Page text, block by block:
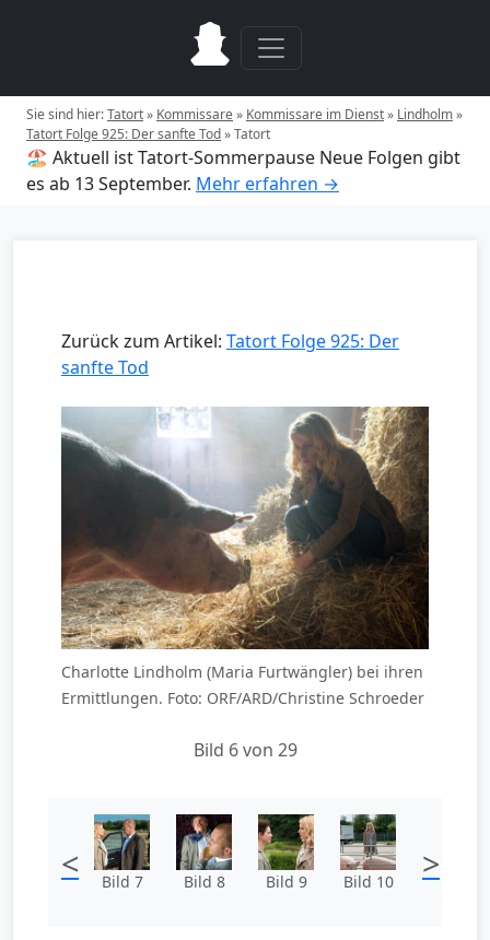
Sie sind hier:Tatort» Kommissare» Kommissare im Dienst» Lindholm»
Tatort Folge 925: Der sanfte Tod»Tatort
🏖️ Aktuell ist Tatort-Sommerpause Neue Folgen gibt
es ab 13 September. Mehr erfahren →
Zurück zum Artikel: Tatort Folge 925: Der
sanfte Tod
Charlotte Lindholm (Maria Furtwängler) bei ihren
Ermittlungen. Foto: ORF/ARD/Christine Schroeder
Bild 6 von 29
< Bild 7 Bild 8 Bild 9 Bild 10 >